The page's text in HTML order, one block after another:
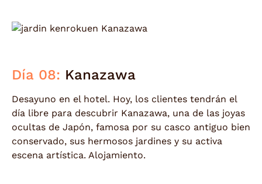
Día 08: Kanazawa
Desayuno en el hotel. Hoy, los clientes tendrán el
día libre para descubrir Kanazawa, una de las joyas
ocultas de Japón, famosa por su casco antiguo bien
conservado, sus hermosos jardines y su activa
escena artística. Alojamiento.